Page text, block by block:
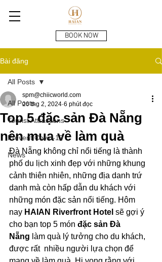
BOOK NOW
Bài đăng
All Posts
Tourist Attractions
Prevent Covid-19
News
All Posts
Top 5 đặc sản Đà Nẵng
nên mua về làm quà
spm@chiicworld.com
20 thg 2, 2024 6 phút đọc
Đà Nẵng không chỉ nổi tiếng là thành
phố du lịch xinh đẹp với những khung
cảnh thiên nhiên, những địa danh trứ
danh mà còn hấp dẫn du khách với
những món đặc sản nổi tiếng. Hôm
nay HAIAN Riverfront Hotel sẽ gợi ý
cho bạn top 5 món đặc sản Đà
Nẵng làm quà lý tưởng cho du khách,
được rất  nhiều người lựa chọn để